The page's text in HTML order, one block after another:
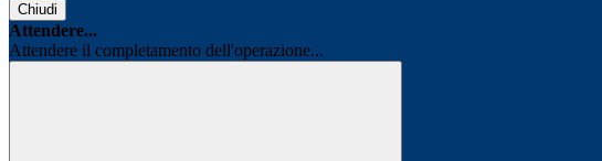
Chiudi
Attendere...
Attendere il completamento dell'operazione...